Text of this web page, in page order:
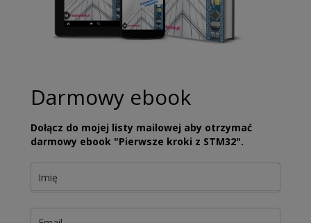
Darmowy ebook
Dołącz do mojej listy mailowej aby otrzymać
darmowy ebook "Pierwsze kroki z STM32".